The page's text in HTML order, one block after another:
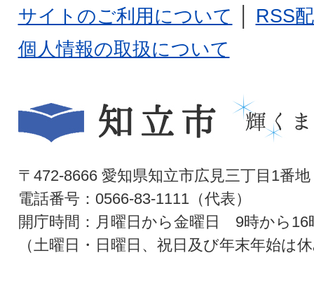
サイトのご利用について
RSS
個人情報の取扱について
〒472-8666 愛知県知立市広見三丁目1番地
電話番号：0566-83-1111（代表）
開庁時間：月曜日から金曜日 9時から16
（土曜日・日曜日、祝日及び年末年始は